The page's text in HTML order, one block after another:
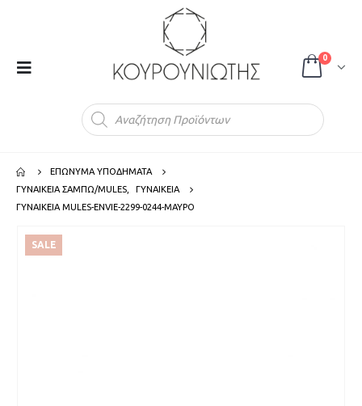
0
ΕΠΩΝΥΜΑ ΥΠΟΔΗΜΑΤΑ
ΓΥΝΑΙΚΕΙΑ ΣΑΜΠΩ/MULES
ΓΥΝΑΙΚΕΙΑ
ΓΥΝΑΙΚΕΙΑ MULES-ENVIE-2299-0244-ΜΑΥΡΟ
SALE